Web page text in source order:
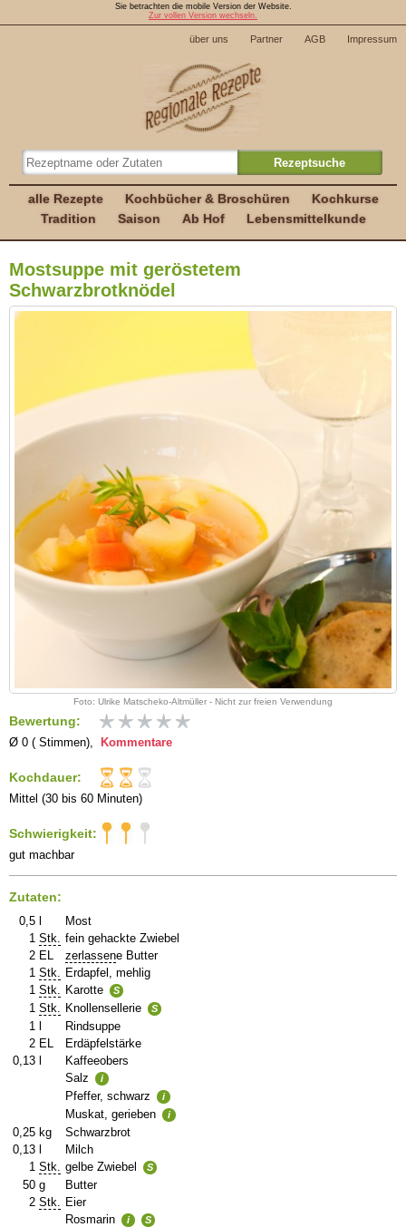
Sie betrachten die mobile Version der Website.
Zur vollen Version wechseln.
über uns Partner AGB Impressum
alle Rezepte Kochbücher & Broschüren
Kochkurse
Tradition
Saison Ab Hof Lebensmittelkunde
Mostsuppe mit geröstetem
Schwarzbrotknödel
Foto: Ulrike Matscheko-Altmüller - Nicht zur freien Verwendung
Bewertung:
Ø 0 ( Stimmen), Kommentare
Kochdauer:
Mittel (30 bis 60 Minuten)
Schwierigkeit:
gut machbar
Zutaten:
0,5 l
Most
1 Stk.
fein gehackte Zwiebel
2 EL zerlassene Butter
1 Stk.
Erdapfel, mehlig
1 Stk. Karotte S
1 Stk. Knollensellerie S
1 l
Rindsuppe
2 EL
Erdäpfelstärke
0,13 l
Kaffeeobers
Salz
i
Pfeffer, schwarz i
Muskat, gerieben i
0,25 kg
Schwarzbrot
0,13 l
Milch
1 Stk. gelbe Zwiebel S
50 g
Butter
2 Stk.
Eier
Rosmarin
i S